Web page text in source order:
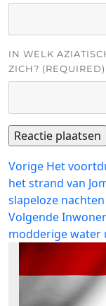
IN WELK
ZICH? (REQUIRED)
Bericht
navigatie
Vorige Vorig
bericht:
Het
het strand van
slapeloze nachten
VolgendeVolgend
bericht:
modderige water